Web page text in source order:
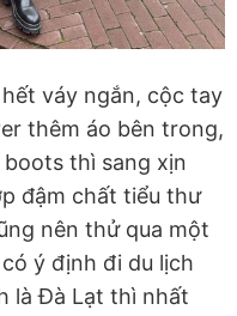
váy ngắn, cộc tay
thêm áo bên trong,
thì sang xịn
đậm chất tiểu thư
nên thử qua một
ý định đi du lịch
là Đà Lạt thì nhất